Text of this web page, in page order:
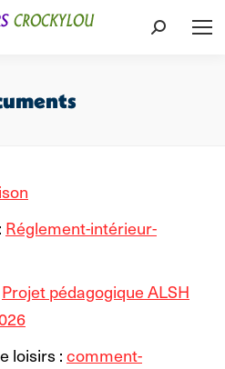
Réglement-intérieur-
Projet pédagogique ALSH
loisirs :comment-